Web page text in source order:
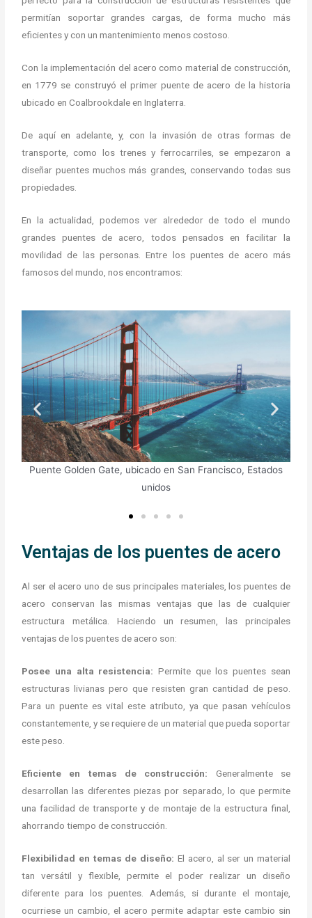
permitían soportar grandes cargas, de forma mucho más
eficientes y con un mantenimiento menos costoso.
Con la implementación del acero como material de construcción,
en 1779 se construyó el primer puente de acero de la historia
ubicado en Coalbrookdale en Inglaterra.
De aquí en adelante, y, con la invasión de otras formas de
transporte, como los trenes y ferrocarriles, se empezaron a
diseñar puentes muchos más grandes, conservando todas sus
propiedades.
En la actualidad, podemos ver alrededor de todo el mundo
grandes puentes de acero, todos pensados en facilitar la
movilidad de las personas. Entre los puentes de acero más
famosos del mundo, nos encontramos:
Estados
Ventajas de los puentes de acero
Al ser el acero uno de sus principales materiales, los puentes de
acero conservan las mismas ventajas que las de cualquier
estructura metálica. Haciendo un resumen, las principales
ventajas de los puentes de acero son:
Posee una alta resistencia: Permite que los puentes sean
estructuras livianas pero que resisten gran cantidad de peso.
Para un puente es vital este atributo, ya que pasan vehículos
constantemente, y se requiere de un material que pueda soportar
este peso.
Eficiente en temas de construcción: Generalmente se
desarrollan las diferentes piezas por separado, lo que permite
una facilidad de transporte y de montaje de la estructura final,
ahorrando tiempo de construcción.
Flexibilidad en temas de diseño: El acero, al ser un material
tan versátil y flexible, permite el poder realizar un diseño
diferente para los puentes. Además, si durante el montaje,
ocurriese un cambio, el acero permite adaptar este cambio sin